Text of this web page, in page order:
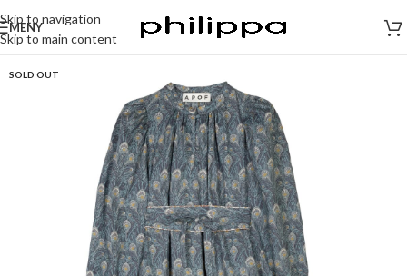
Skip to navigation
Skip to main content
MENY
SOLD OUT